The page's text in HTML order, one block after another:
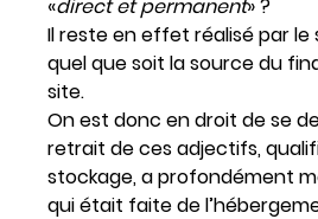
«direct et permanent» ?
Il reste en effet réalisé par
quel que soit la source du
site.
On est donc en droit de se
retrait de ces adjectifs,
stockage, a profondément
qui était faite de